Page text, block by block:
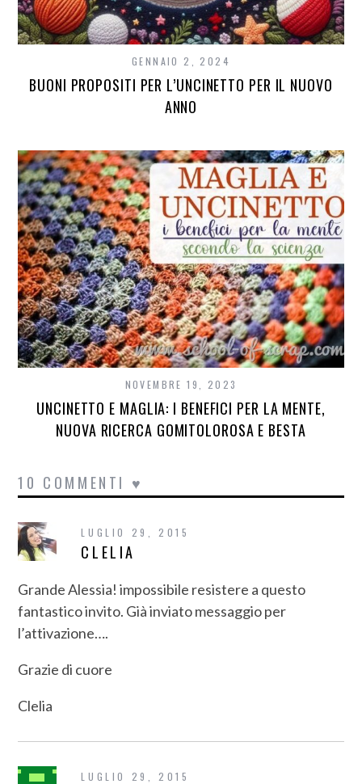
GENNAIO 2, 2024
BUONI PROPOSITI PER L’UNCINETTO PER IL NUOVO
ANNO
NOVEMBRE 19, 2023
UNCINETTO E MAGLIA: I BENEFICI PER LA MENTE,
NUOVA RICERCA GOMITOLOROSA E BESTA
10 COMMENTI ♥
LUGLIO 29, 2015
CLELIA
Grande Alessia! impossibile resistere a questo
fantastico invito. Già inviato messaggio per
l’attivazione….
Grazie di cuore
Clelia
LUGLIO 29, 2015